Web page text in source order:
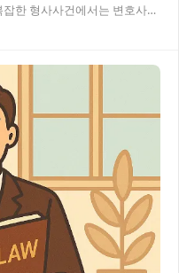
한 형사사건에서는 변호사
…